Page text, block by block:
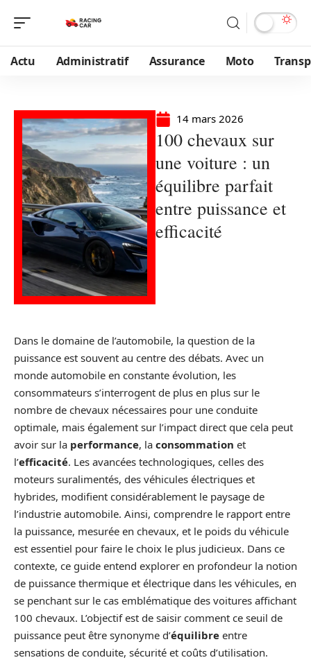
Actu Administratif Assurance Moto
14 mars 2026
100 chevaux sur
une voiture : un
équilibre parfait
entre puissance et
efficacité
Dans le domaine de l’automobile, la question de la
puissance est souvent au centre des débats. Avec un
monde automobile en constante évolution, les
consommateurs s’interrogent de plus en plus sur le
nombre de chevaux nécessaires pour une conduite
optimale, mais également sur l’impact direct que cela peut
avoir sur la performance, la consommation et
l’efficacité. Les avancées technologiques, celles des
moteurs suralimentés, des véhicules électriques et
hybrides, modifient considérablement le paysage de
l’industrie automobile. Ainsi, comprendre le rapport entre
la puissance, mesurée en chevaux, et le poids du véhicule
est essentiel pour faire le choix le plus judicieux. Dans ce
contexte, ce guide entend explorer en profondeur la notion
de puissance thermique et électrique dans les véhicules, en
se penchant sur le cas emblématique des voitures affichant
100 chevaux. L’objectif est de saisir comment ce seuil de
puissance peut être synonyme d’équilibre entre
sensations de conduite, sécurité et coûts d’utilisation.